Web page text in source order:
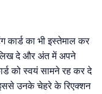
कार्ड का भी इस्तेमाल कर
दे और अंत में अपने
को स्वयं सामने रह कर दे
उनके चेहरे के रिएक्शन